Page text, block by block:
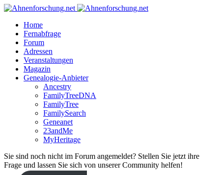
Home
Fernabfrage
Forum
Adressen
Veranstaltungen
Magazin
Genealogie-Anbieter
Ancestry
FamilyTreeDNA
FamilyTree
FamilySearch
Geneanet
23andMe
MyHeritage
Sie sind noch nicht im Forum angemeldet? Stellen Sie jetzt ihre
Frage und lassen Sie sich von unserer Community helfen!